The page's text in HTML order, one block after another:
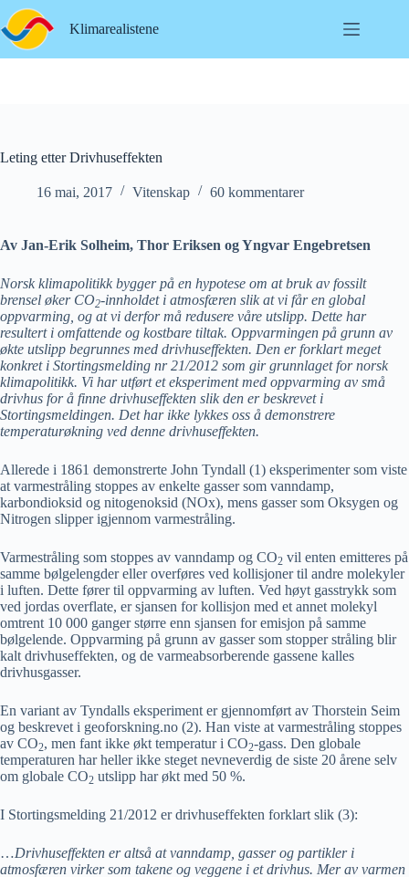
Hopp
til
innholdet
Klimarealistene
Leting etter Drivhuseffekten
16 mai, 2017 Vitenskap 60 kommentarer
Av Jan-Erik Solheim, Thor Eriksen og Yngvar Engebretsen
Norsk klimapolitikk bygger på en hypotese om at bruk av fossilt
brensel øker CO2-innholdet i atmosfæren slik at vi får en global
oppvarming, og at vi derfor må redusere våre utslipp. Dette har
resultert i omfattende og kostbare tiltak. Oppvarmingen på grunn av
økte utslipp begrunnes med drivhuseffekten. Den er forklart meget
konkret i Stortingsmelding nr 21/2012 som gir grunnlaget for norsk
klimapolitikk. Vi har utført et eksperiment med oppvarming av små
drivhus for å finne drivhuseffekten slik den er beskrevet i
Stortingsmeldingen. Det har ikke lykkes oss å demonstrere
temperaturøkning ved denne drivhuseffekten.
Allerede i 1861 demonstrerte John Tyndall (1) eksperimenter som viste
at varmestråling stoppes av enkelte gasser som vanndamp,
karbondioksid og nitogenoksid (NOx), mens gasser som Oksygen og
Nitrogen slipper igjennom varmestråling.
Varmestråling som stoppes av vanndamp og CO2 vil enten emitteres på
samme bølgelengder eller overføres ved kollisjoner til andre molekyler
i luften. Dette fører til oppvarming av luften. Ved høyt gasstrykk som
ved jordas overflate, er sjansen for kollisjon med et annet molekyl
omtrent 10 000 ganger større enn sjansen for emisjon på samme
bølgelende. Oppvarming på grunn av gasser som stopper stråling blir
kalt drivhuseffekten, og de varmeabsorberende gassene kalles
drivhusgasser.
En variant av Tyndalls eksperiment er gjennomført av Thorstein Seim
og beskrevet i geoforskning.no (2). Han viste at varmestråling stoppes
av CO2, men fant ikke økt temperatur i CO2-gass. Den globale
temperaturen har heller ikke steget nevneverdig de siste 20 årene selv
om globale CO2 utslipp har økt med 50 %.
I Stortingsmelding 21/2012 er drivhuseffekten forklart slik (3):
…Drivhuseffekten er altså at vanndamp, gasser og partikler i
atmosfæren virker som takene og veggene i et drivhus. Mer av varmen